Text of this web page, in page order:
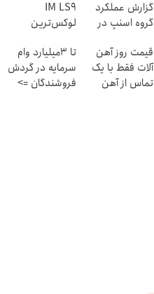
گزارش عملکرد
گروه اسنپ در
IM LS9
لوکس‌ترین
قیمت روز آهن
آلات فقط با یک
تماس از آهن
تا 3میلیارد وام
سرمایه در گردش
فروشندگان =>